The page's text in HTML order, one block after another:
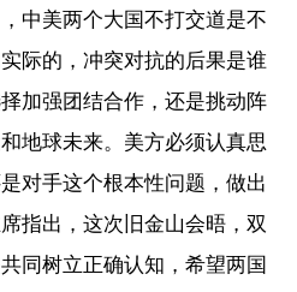
中美两个大国不打交道是不
际的，冲突对抗的后果是谁
加强团结合作，还是挑动阵
地球未来。美方必须认真思
对手这个根本性问题，做出
指出，这次旧金山会晤，双
同树立正确认知，希望两国